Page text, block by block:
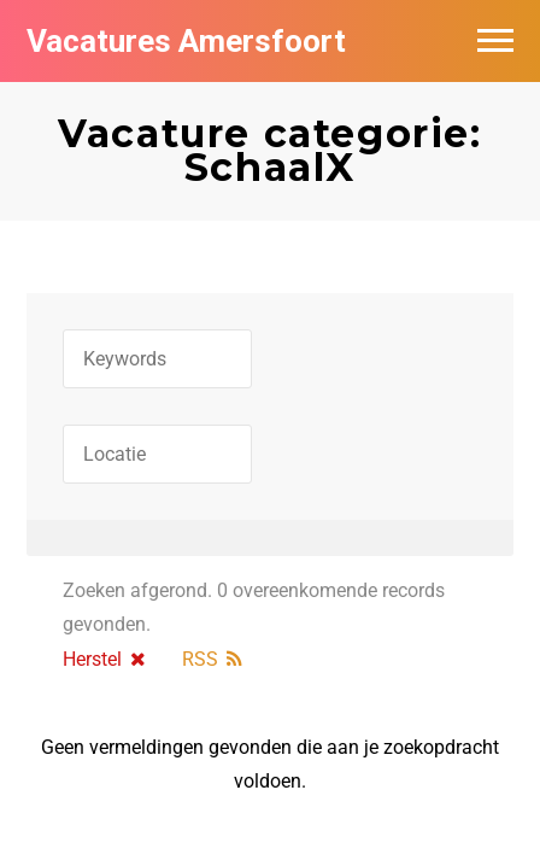
Vacatures Amersfoort
Vacature categorie:
SchaalX
Zoeken afgerond. 0 overeenkomende records
gevonden.
Herstel
RSS
Geen vermeldingen gevonden die aan je zoekopdracht
voldoen.
Vacatures per bedrijf
De populairste vacatures in Amersfoort